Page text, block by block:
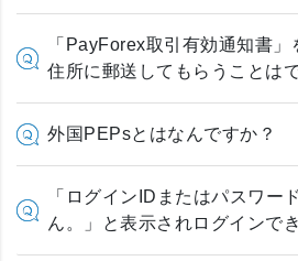
「PayForex取引有効通知書
住所に郵送してもらうことは
外国PEPsとはなんですか？
「ログインIDまたはパスワー
ん。」と表示されログインで